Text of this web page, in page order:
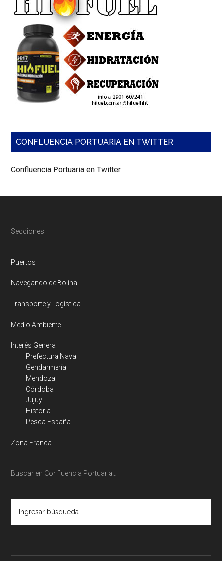
CONFLUENCIA PORTUARIA EN TWITTER
Confluencia Portuaria en Twitter
Footer
Secciones
Puertos
Navegando de Bolina
Transporte y Logística
Medio Ambiente
Interés General
Prefectura Naval
Gendarmería
Mendoza
Córdoba
Jujuy
Historia
Pesca España
Zona Franca
Buscar en Confluencia Portuaria…
búsqueda…